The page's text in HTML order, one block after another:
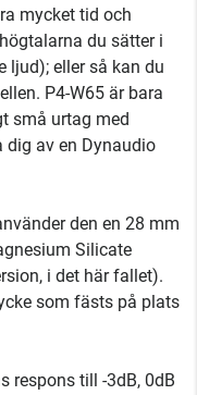
mycket tid och
du sätter i
ljud); eller så kan du
P4-W65 är bara
små urtag med
av en Dynaudio
den en 28 mm
Silicate
i det här fallet).
som fästs på plats
respons till -3dB, 0dB